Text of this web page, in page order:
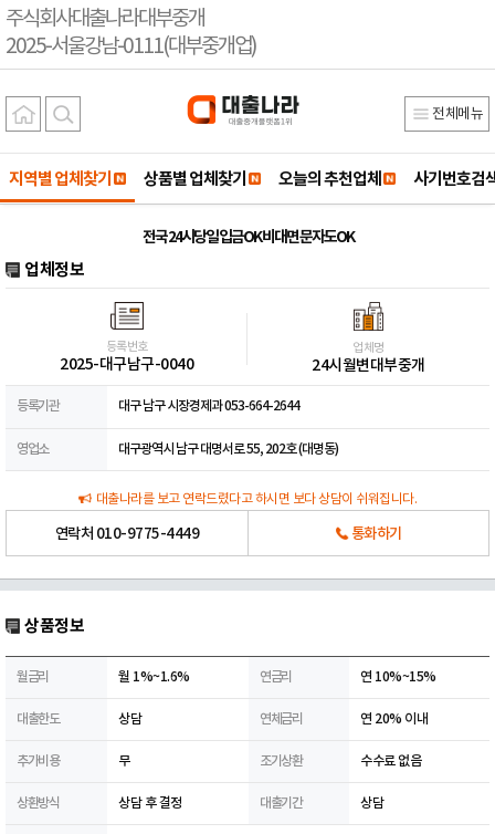
주식회사대출나라대부중개
2025-서울강남-0111(대부중개업)
전체메뉴
지역별 업체찾기 상품별 업체찾기 오늘의 추천업체 사기번호검
전국 24시당일 입금OK 비대면 문자도OK
업체정보
등록번호
2025-대구남구-0040
업체명
24시월변대부중개
등록기관 대구 남구 시장경제과 053-664-2644
영업소 대구광역시 남구 대명서로 55, 202호 (대명동)
대출나라를 보고 연락드렸다고 하시면 보다 상담이 쉬워집니다.
연락처 010-9775-4449 통화하기
상품정보
월금리 월 1%~1.6% 연금리 연 10%~15%
대출한도 상담 연체금리 연 20% 이내
추가비용 무 조기상환 수수료 없음
상환방식 상담 후 결정 대출기간 상담